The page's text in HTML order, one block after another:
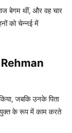
बेगम थीं, और वह चार
को चेन्नई में
Rehman
जबकि उनके पिता
के रूप में काम करते